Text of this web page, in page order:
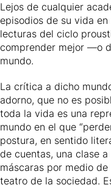
Lejos de cualquier
episodios de su vida
lecturas del ciclo
comprender mejor —o
mundo.
La crítica a dicho
adorno, que no es
toda la vida es una
mundo en el que
postura, en sentido
de cuentas, una clase
máscaras por medio
teatro de la sociedad.